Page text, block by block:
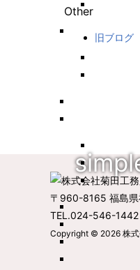
Other
旧ブログ
〒960-8165 福島県
TEL.024-546-
Copyright © 2026 株